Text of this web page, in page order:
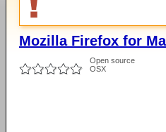
Mozilla Firefox for
Open source
OSX